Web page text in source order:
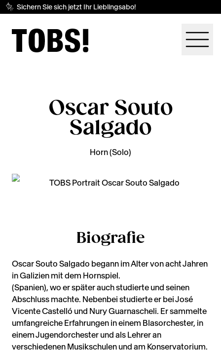
Sichern Sie sich jetzt Ihr Lieblingsabo!
Oscar Souto
Salgado
Horn (Solo)
Biografie
Oscar Souto Salgado begann im Alter von acht Jahren
in Galizien mit dem Hornspiel.
(Spanien), wo er später auch studierte und seinen
Abschluss machte. Nebenbei studierte er bei José
Vicente Castelló und Nury Guarnascheli. Er sammelte
umfangreiche Erfahrungen in einem Blasorchester, in
einem Jugendorchester und als Lehrer an
verschiedenen Musikschulen und am Konservatorium.